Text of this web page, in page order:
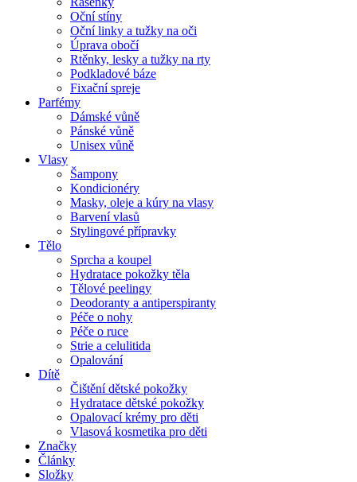
Oční stíny
Oční linky a tužky na oči
Úprava obočí
Rtěnky, lesky a tužky na rty
Podkladové báze
Fixační spreje
Parfémy
Dámské vůně
Pánské vůně
Unisex vůně
Vlasy
Šampony
Kondicionéry
Masky, oleje a kúry na vlasy
Barvení vlasů
Stylingové přípravky
Tělo
Sprcha a koupel
Hydratace pokožky těla
Tělové peelingy
Deodoranty a antiperspiranty
Péče o nohy
Péče o ruce
Strie a celulitida
Opalování
Dítě
Čištění dětské pokožky
Hydratace dětské pokožky
Opalovací krémy pro děti
Vlasová kosmetika pro děti
Značky
Články
Složky